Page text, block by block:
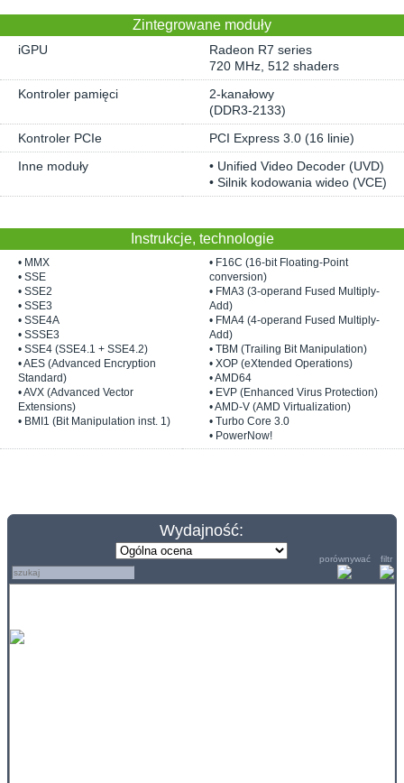
Zintegrowane moduły
iGPU
Radeon R7 series
720 MHz, 512 shaders
Kontroler pamięci
2-kanałowy
(DDR3-2133)
Kontroler PCIe
PCI Express 3.0 (16 linie)
Inne moduły
• Unified Video Decoder (UVD)
• Silnik kodowania wideo (VCE)
Instrukcje, technologie
• MMX
• SSE
• SSE2
• SSE3
• SSE4A
• SSSE3
• SSE4 (SSE4.1 + SSE4.2)
• AES (Advanced Encryption
Standard)
• AVX (Advanced Vector
Extensions)
• BMI1 (Bit Manipulation inst. 1)
• F16C (16-bit Floating-Point
conversion)
• FMA3 (3-operand Fused Multiply-
Add)
• FMA4 (4-operand Fused Multiply-
Add)
• TBM (Trailing Bit Manipulation)
• XOP (eXtended Operations)
• AMD64
• EVP (Enhanced Virus Protection)
• AMD-V (AMD Virtualization)
• Turbo Core 3.0
• PowerNow!
Wydajność:
porównywać filtr